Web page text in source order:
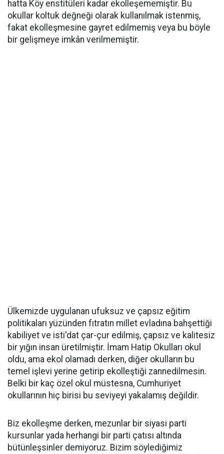
hatta Köy enstitüleri kadar ekolleşememiştir. Bu
okullar koltuk değneği olarak kullanılmak istenmiş,
fakat ekolleşmesine gayret edilmemiş veya bu böyle
bir gelişmeye imkân verilmemiştir.
Ülkemizde uygulanan ufuksuz ve çapsız eğitim
politikaları yüzünden fıtratın millet evladına bahşettiği
kabiliyet ve isti'dat çar-çur edilmiş, çapsız ve kalitesiz
bir yığın insan üretilmiştir. İmam Hatip Okulları okul
oldu, ama ekol olamadı derken, diğer okulların bu
temel işlevi yerine getirip ekolleştiği zannedilmesin.
Belki bir kaç özel okul müstesna, Cumhuriyet
okullarının hiç birisi bu seviyeyi yakalamış değildir.
Biz ekolleşme derken, mezunlar bir siyasi parti
kursunlar yada herhangi bir parti çatısı altında
bütünleşsinler demiyoruz. Bizim söylediğimiz